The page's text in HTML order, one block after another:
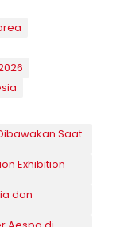
Saat
Exhibition
dan